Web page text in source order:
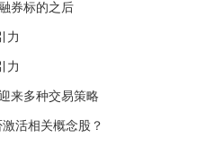
券标的之后
力
力
来多种交易策略
活相关概念股？